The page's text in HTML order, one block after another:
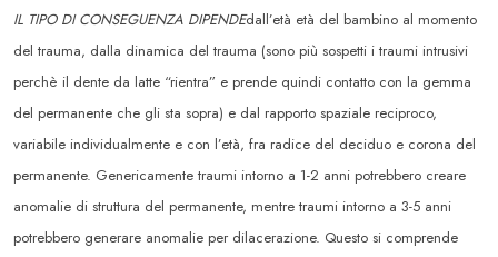
IL TIPO DI CONSEGUENZA DIPENDEdall’età età del bambino al momento
del trauma, dalla dinamica del trauma (sono più sospetti i traumi intrusivi
perchè il dente da latte “rientra” e prende quindi contatto con la gemma
del permanente che gli sta sopra) e dal rapporto spaziale reciproco,
variabile individualmente e con l’età, fra radice del deciduo e corona del
permanente. Genericamente traumi intorno a 1-2 anni potrebbero creare
anomalie di struttura del permanente, mentre traumi intorno a 3-5 anni
potrebbero generare anomalie per dilacerazione. Questo si comprende